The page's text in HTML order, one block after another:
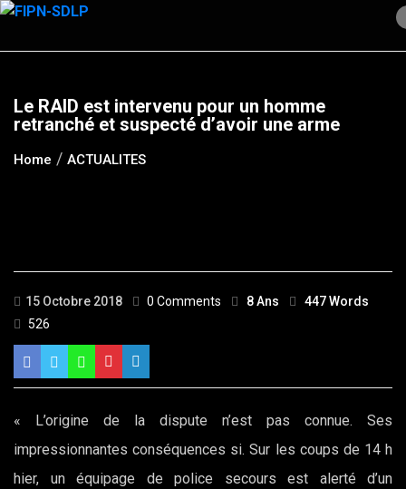
Skip
content
Le RAID est intervenu pour un homme
retranché et suspecté d’avoir une arme
Home ACTUALITES
15 Octobre 2018 0 Comments 8 Ans
447 Words
526
« L’origine de la dispute n’est pas connue. Ses
impressionnantes conséquences si. Sur les coups de 14 h
hier, un équipage de police secours est alerté d’un